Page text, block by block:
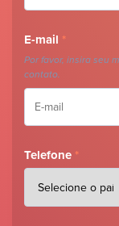
E-mail *
Por favor, insira seu
contato.
Telefone *